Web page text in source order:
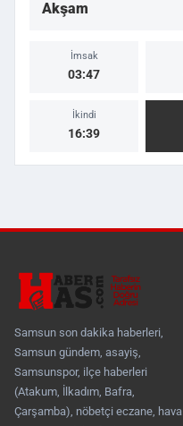
Akşam
İmsak
03:47
İkindi
16:39
Samsun son dakika haberleri,
Samsun gündem, asayiş,
Samsunspor, ilçe haberleri
(Atakum, İlkadım, Bafra,
Çarşamba), nöbetçi eczane, hava